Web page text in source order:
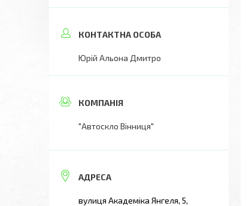
Юрій Альона Дмитро
"Автоскло Вінниця"
вулиця Академіка Янгеля, 5,